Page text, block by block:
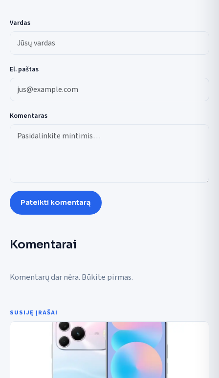
Vardas
El. paštas
Komentaras
Pateikti komentarą
Komentarai
Komentarų dar nėra. Būkite pirmas.
SUSIJĘ ĮRAŠAI